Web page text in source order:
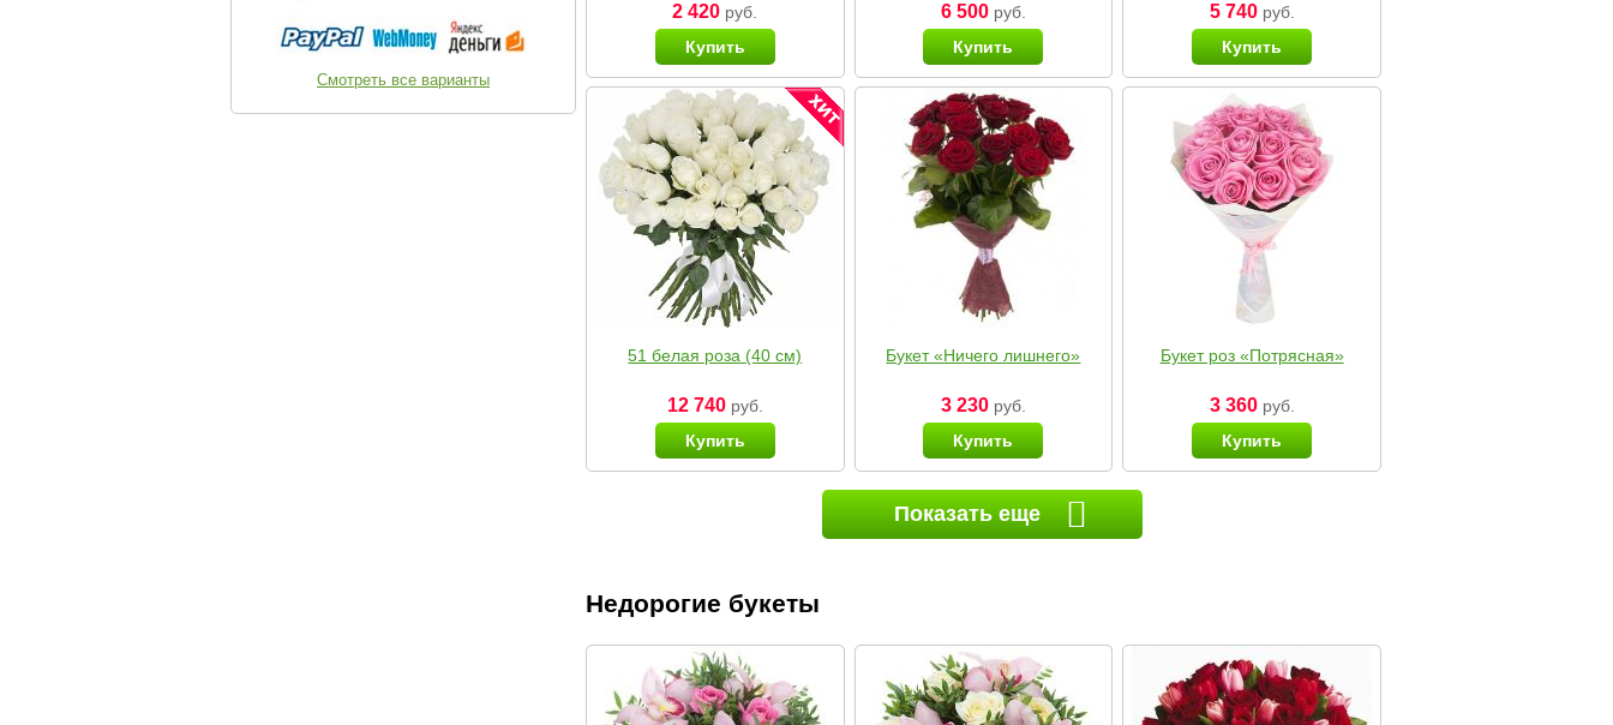
Смотреть все варианты
2 420 руб.
Купить
6 500руб.
Купить
5 740руб.
Купить
51 белая роза (40 см)
12 740руб.
Купить
Букет «Ничего лишнего»
3 230руб.
Купить
Букет роз «Потрясная»
3 360руб.
Купить
Показать еще
Недорогие букеты